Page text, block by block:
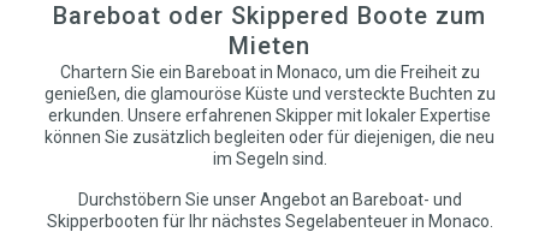
Bareboat oder Skippered Boote zum
Mieten
Chartern Sie ein Bareboat in Monaco, um die Freiheit zu
genießen, die glamouröse Küste und versteckte Buchten zu
erkunden. Unsere erfahrenen Skipper mit lokaler Expertise
können Sie zusätzlich begleiten oder für diejenigen, die neu
im Segeln sind.
Durchstöbern Sie unser Angebot an Bareboat- und
Skipperbooten für Ihr nächstes Segelabenteuer in Monaco.